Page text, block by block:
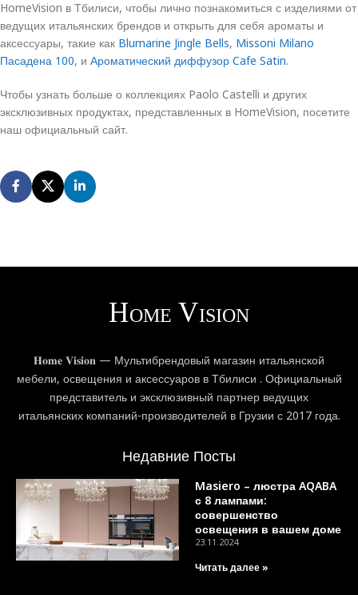
HomeVision в Тбилиси, чтобы лично познакомиться с изделиями от
ведущих итальянских брендов и открыть для себя ароматы и
аксессуары, такие как Blumarine Jingle Bells, Missoni Milano
Пасадена 100, и Ароматический диффузор Cafe Satin.
Чтобы узнать больше о коллекциях Paolo Castelli и других
эксклюзивных продуктах, представленных в HomeVision, посетите
наш официальный сайт.
𝐇𝐨𝐦𝐞 𝐕𝐢𝐬𝐢𝐨𝐧 — Мультибрендовый магазин итальянской
мебели, освещения и аксессуаров в Тбилиси . Официальный
представитель и эксклюзивный партнер ведущих
итальянских компаний-производителей в Грузии с 2017 года.
Недавние Посты
Masiero – люстра AQABA
с 8 лампами:
совершенство
освещения в вашем доме
23.11.2024
Читать далее »